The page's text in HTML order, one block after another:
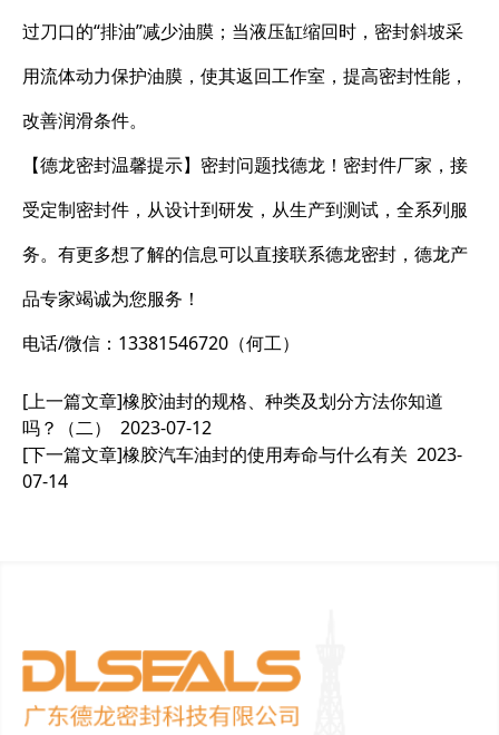
过刀口的“排油”减少油膜；当液压缸缩回时，密封斜坡采
用流体动力保护油膜，使其返回工作室，提高密封性能，
改善润滑条件。
【德龙密封温馨提示】密封问题找德龙！密封件厂家，接
受定制密封件，从设计到研发，从生产到测试，全系列服
务。有更多想了解的信息可以直接联系德龙密封，德龙产
品专家竭诚为您服务！
电话/微信：13381546720（何工）
[上一篇文章]橡胶油封的规格、种类及划分方法你知道
吗？（二）
2023-07-12
[下一篇文章]橡胶汽车油封的使用寿命与什么有关 2023-
07-14